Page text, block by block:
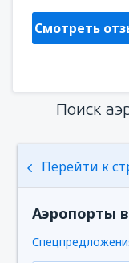
Смотреть
Поиск
Перейти к
Аэропорты